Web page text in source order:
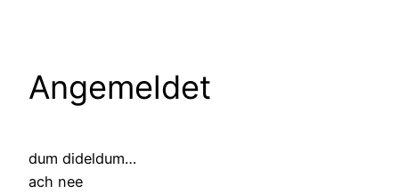
Angemeldet
dum dideldum…
ach nee